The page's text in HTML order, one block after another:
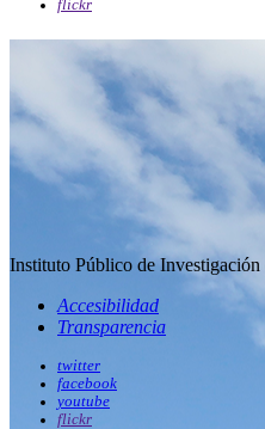
flickr
Instituto Público de Investigación
Accesibilidad
Transparencia
twitter
facebook
youtube
flickr